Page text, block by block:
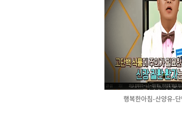
행복한아침-산양유-